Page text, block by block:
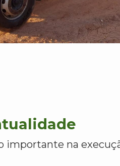
importante na